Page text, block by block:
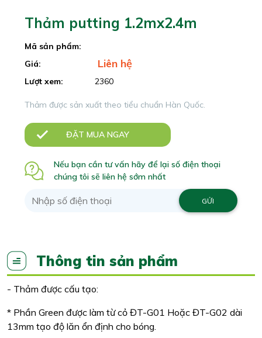
Thảm putting 1.2mx2.4m
Mã sản phẩm:
Giá:
Liên hệ
Lượt xem: 2360
Thảm được sản xuất theo tiểu chuẩn Hàn Quốc.
ĐẶT MUA NGAY
Nếu bạn cần tư vấn hãy để lại số điện thoại
chúng tôi sẽ liên hệ sớm nhất
Thông tin sản phẩm
- Thảm được cấu tạo:
* Phần Green được làm từ cỏ ĐT-G01 Hoặc ĐT-G02 dài
13mm tạo độ lăn ổn định cho bóng.